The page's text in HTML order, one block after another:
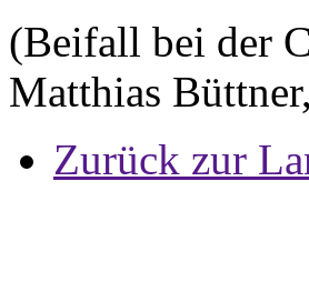
(Beifall bei der
Matthias
Zurück zur